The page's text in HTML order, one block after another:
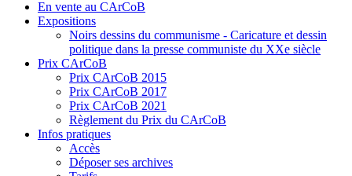
En vente au CArCoB
Expositions
Noirs dessins du communisme - Caricature et dessin
politique dans la presse communiste du XXe siècle
Prix CArCoB
Prix CArCoB 2015
Prix CArCoB 2017
Prix CArCoB 2021
Règlement du Prix du CArCoB
Infos pratiques
Accès
Déposer ses archives